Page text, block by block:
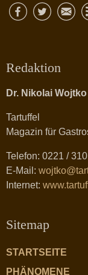
Redaktion
Dr. Nikolai Wojtko
Tartuffel
Magazin für
Telefon: 0221 /
E-Mail:
Internet:
Sitemap
STARTSEITE
PHÄNOMENE